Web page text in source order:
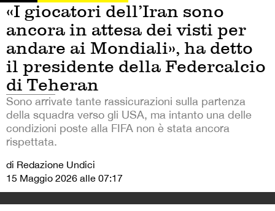
«I giocatori dell’Iran sono
ancora in attesa dei visti per
andare ai Mondiali», ha detto
il presidente della Federcalcio
di Teheran
Sono arrivate tante rassicurazioni sulla partenza
della squadra verso gli USA, ma intanto una delle
condizioni poste alla FIFA non è stata ancora
rispettata.
di Redazione Undici
15 Maggio 2026 alle 07:17